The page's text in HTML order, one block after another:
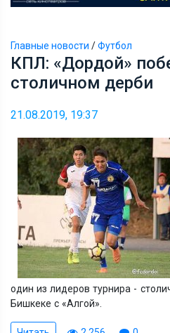
Главные новости /Футбол
КПЛ: «Дордой»
столичном дерби
21.08.2019, 19:37
один из лидеров турнира -
Бишкеке с «Алгой».